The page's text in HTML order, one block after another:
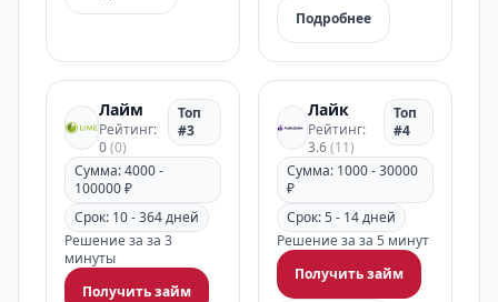
Подробнее
Лайм
Рейтинг:
0(0)
Топ
#3
Сумма: 4000 -
100000 ₽
Срок: 10 - 364 дней
Решение за за 3
минуты
Получить займ
Лайк
Рейтинг:
3.6(11)
Топ
#4
Сумма: 1000 - 30000
₽
Срок: 5 - 14 дней
Решение за за 5 минут
Получить займ